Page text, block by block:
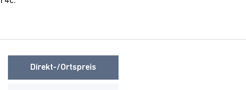
Direkt-/Ortspreis